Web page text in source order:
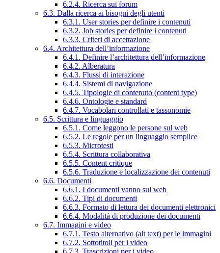
6.2.4. Ricerca sui forum
6.3. Dalla ricerca ai bisogni degli utenti
6.3.1. User stories per definire i contenuti
6.3.2. Job stories per definire i contenuti
6.3.3. Criteri di accettazione
6.4. Architettura dell’informazione
6.4.1. Definire l’architettura dell’informazione
6.4.2. Alberatura
6.4.3. Flussi di interazione
6.4.4. Sistemi di navigazione
6.4.5. Tipologie di contenuto (content type)
6.4.6. Ontologie e standard
6.4.7. Vocabolari controllati e tassonomie
6.5. Scrittura e linguaggio
6.5.1. Come leggono le persone sul web
6.5.2. Le regole per un linguaggio semplice
6.5.3. Microtesti
6.5.4. Scrittura collaborativa
6.5.5. Content critique
6.5.6. Traduzione e localizzazione dei contenuti
6.6. Documenti
6.6.1. I documenti vanno sul web
6.6.2. Tipi di documenti
6.6.3. Formato di lettura dei documenti elettronici
6.6.4. Modalità di produzione dei documenti
6.7. Immagini e video
6.7.1. Testo alternativo (alt text) per le immagini
6.7.2. Sottotitoli per i video
6.7.3. Trascrizioni per i video